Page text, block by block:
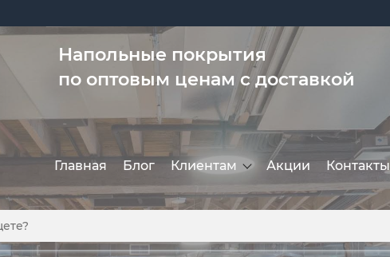
Напольные покрытия
по оптовым ценам с доставкой
Главная Блог Клиентам Акции Контакты